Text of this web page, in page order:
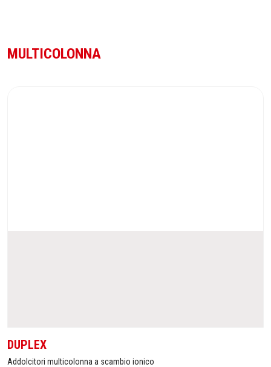
MULTICOLONNA
DUPLEX
Addolcitori multicolonna a scambio ionico